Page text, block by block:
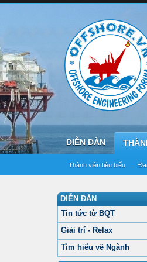
DIỄN ĐÀN
Thành viên tiêu biểu
DIỄN ĐÀN
Tin tức từ BQT
Giải trí - Relax
Tìm hiểu về Ngành